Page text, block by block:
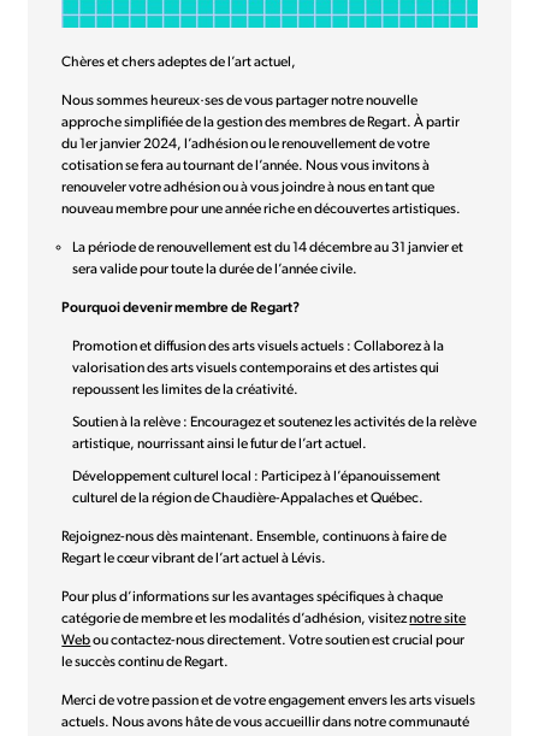
Chères et chers adeptes de l’art actuel,
Nous sommes heureux·ses de vous partager notre nouvelle
approche simplifiée de la gestion des membres de Regart. À partir
du 1er janvier 2024, l’adhésion ou le renouvellement de votre
cotisation se fera au tournant de l’année. Nous vous invitons à
renouveler votre adhésion ou à vous joindre à nous en tant que
nouveau membre pour une année riche en découvertes artistiques.
La période de renouvellement est du 14 décembre au 31 janvier et
sera valide pour toute la durée de l’année civile.
Pourquoi devenir membre de Regart?
Promotion et diffusion des arts visuels actuels : Collaborez à la
valorisation des arts visuels contemporains et des artistes qui
repoussent les limites de la créativité.
Soutien à la relève : Encouragez et soutenez les activités de la relève
artistique, nourrissant ainsi le futur de l’art actuel.
Développement culturel local : Participez à l’épanouissement
culturel de la région de Chaudière-Appalaches et Québec.
Rejoignez-nous dès maintenant. Ensemble, continuons à faire de
Regart le cœur vibrant de l’art actuel à Lévis.
Pour plus d’informations sur les avantages spécifiques à chaque
catégorie de membre et les modalités d’adhésion, visiteznotre site
Webou contactez-nous directement. Votre soutien est crucial pour
le succès continu de Regart.
Merci de votre passion et de votre engagement envers les arts visuels
actuels. Nous avons hâte de vous accueillir dans notre communauté